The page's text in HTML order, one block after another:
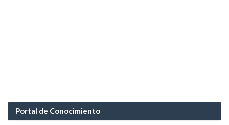
Portal de Conocimiento